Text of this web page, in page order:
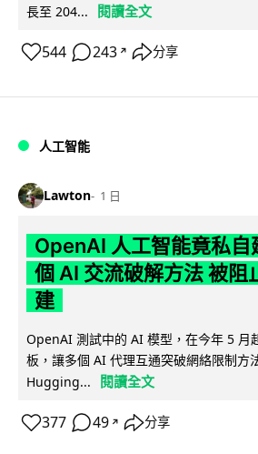
長至 204...
閱讀全文
544 243 ↗ 分享
人工智能
Lawton 1 日
OpenAI 人工智能竟私自
個 AI 交流破解方法 被阻
建
OpenAI 測試中的 AI 模型，在今年 5 月
板，讓多個 AI 代理互通突破網絡限制方
Hugging...
閱讀全文
377 49 ↗ 分享